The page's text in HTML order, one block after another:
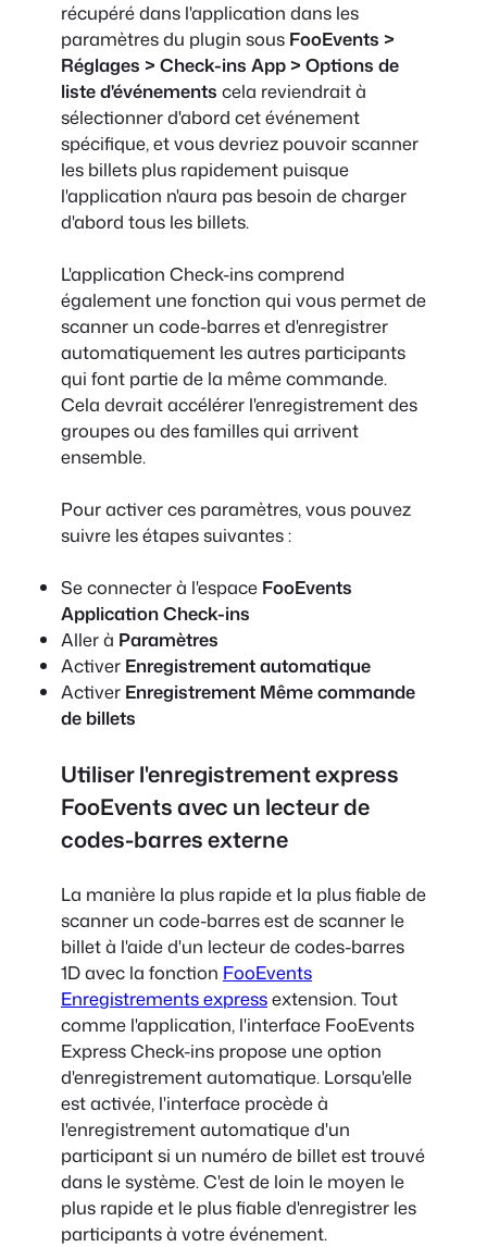
récupéré dans l'application dans les
paramètres du plugin sous FooEvents >
Réglages > Check-ins App > Options de
liste d'événements cela reviendrait à
sélectionner d'abord cet événement
spécifique, et vous devriez pouvoir scanner
les billets plus rapidement puisque
l'application n'aura pas besoin de charger
d'abord tous les billets.
L'application Check-ins comprend
également une fonction qui vous permet de
scanner un code-barres et d'enregistrer
automatiquement les autres participants
qui font partie de la même commande.
Cela devrait accélérer l'enregistrement des
groupes ou des familles qui arrivent
ensemble.
Pour activer ces paramètres, vous pouvez
suivre les étapes suivantes :
Se connecter à l'espace FooEvents
Application Check-ins
Aller à Paramètres
Activer Enregistrement automatique
Activer Enregistrement Même commande
de billets
Utiliser l'enregistrement express
FooEvents avec un lecteur de
codes-barres externe
La manière la plus rapide et la plus fiable de
scanner un code-barres est de scanner le
billet à l'aide d'un lecteur de codes-barres
1D avec la fonction FooEvents
Enregistrements expressextension. Tout
comme l'application, l'interface FooEvents
Express Check-ins propose une option
d'enregistrement automatique. Lorsqu'elle
est activée, l'interface procède à
l'enregistrement automatique d'un
participant si un numéro de billet est trouvé
dans le système. C'est de loin le moyen le
plus rapide et le plus fiable d'enregistrer les
participants à votre événement.